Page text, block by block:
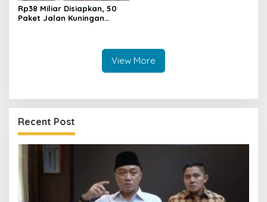
Rp38 Miliar Disiapkan, 50
Paket Jalan Kuningan
View More
Recent Post